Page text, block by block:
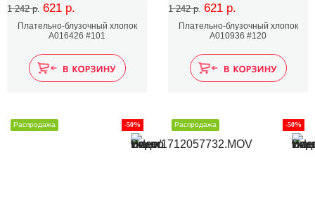
1 242 р. 621 р.
Плательно-блузочный хлопок
A016426 #101
1 242 р. 621 р.
Плательно-блузочный хлопок
A010936 #120
-50%
Распродажа -50%
Распродажа